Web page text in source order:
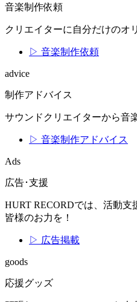
音楽制作依頼
クリエイターに自分だけのオ
▷ 音楽制作依頼
advice
制作アドバイス
サウンドクリエイターから音
▷ 音楽制作アドバイス
Ads
広告･支援
HURT RECORDでは、活動
皆様のお力を！
▷ 広告掲載
goods
応援グッズ